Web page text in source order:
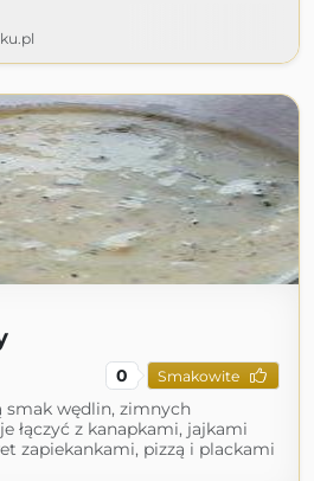
0 Smakowite
smak wędlin, zimnych
łączyć z kanapkami, jajkami
zapiekankami, pizzą i plackami